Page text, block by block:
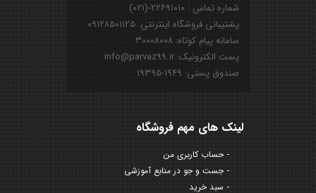
شماره تماس : ۲۲۶۹۱۰۱۰-(۰۲۱)
پشتیبانی فروشگاه اینترنتی: ۰۹۱۲۸۵۰۱۱۲۵
سامانه پیام کوتاه: ۳۰۰۰۸۰۰۸
پست الکترونیک: info@parvaz99.ir
صندوق پستی: ۱۹۴۹-۱۹۳۹۵
لینک های مهم فروشگاه
حساب کاربری من
جست و جو در منابع آموزشی
سبد خرید